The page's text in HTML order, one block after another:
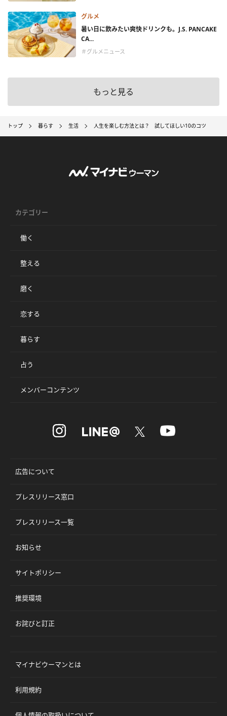
グルメ
暑い日に飲みたい爽快ドリンクも。J.S. PANCAKE
CA...
＃グルメニュース
もっと見る
トップ 暮らす 生活 人生を楽しむ方法とは？ 試してほしい10のコツ
カテゴリー
働く
整える
磨く
恋する
暮らす
占う
メンバーコンテンツ
広告について
プレスリリース窓口
プレスリリース一覧
お知らせ
サイトポリシー
推奨環境
お詫びと訂正
マイナビウーマンとは
利用規約